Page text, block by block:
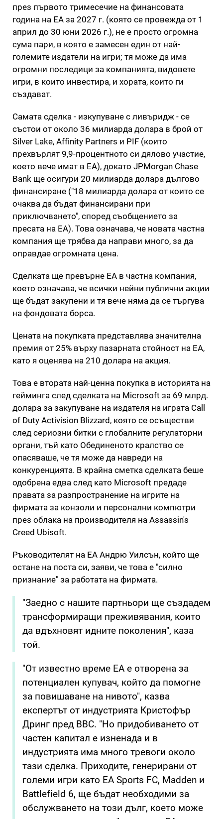
през първото тримесечие на финансовата
година на EA за 2027 г. (която се провежда от 1
април до 30 юни 2026 г.), не е просто огромна
сума пари, в която е замесен един от най-
големите издатели на игри; тя може да има
огромни последици за компанията, видовете
игри, в които инвестира, и хората, които ги
създават.
Самата сделка - изкупуване с ливъридж - се
състои от около 36 милиарда долара в брой от
Silver Lake, Affinity Partners и PIF (които
прехвърлят 9,9-процентното си дялово участие,
което вече имат в EA), докато JPMorgan Chase
Bank ще осигури 20 милиарда долара дългово
финансиране ("18 милиарда долара от които се
очаква да бъдат финансирани при
приключването", според съобщението за
пресата на EA). Това означава, че новата частна
компания ще трябва да направи много, за да
оправдае огромната цена.
Сделката ще превърне EA в частна компания,
което означава, че всички нейни публични акции
ще бъдат закупени и тя вече няма да се търгува
на фондовата борса.
Цената на покупката представлява значителна
премия от 25% върху пазарната стойност на EA,
като я оценява на 210 долара на акция.
Това е втората най-ценна покупка в историята на
гейминга след сделката на Microsoft за 69 млрд.
долара за закупуване на издателя на играта Call
of Duty Activision Blizzard, която се осъществи
след сериозни битки с глобалните регулаторни
органи, тъй като Обединеното кралство се
опасяваше, че тя може да навреди на
конкуренцията. В крайна сметка сделката беше
одобрена едва след като Microsoft предаде
правата за разпространение на игрите на
фирмата за конзоли и персонални компютри
през облака на производителя на Assassin's
Creed Ubisoft.
Ръководителят на ЕА Андрю Уилсън, който ще
остане на поста си, заяви, че това е "силно
признание" за работата на фирмата.
"Заедно с нашите партньори ще създадем
трансформиращи преживявания, които
да вдъхновят идните поколения", каза
той.
"От известно време EA е отворена за
потенциален купувач, който да помогне
за повишаване на нивото", казва
експертът от индустрията Кристофър
Дринг пред BBC. "Но придобиването от
частен капитал е изненада и в
индустрията има много тревоги около
тази сделка. Приходите, генерирани от
големи игри като EA Sports FC, Madden и
Battlefield 6, ще бъдат необходими за
обслужването на този дълг, което може